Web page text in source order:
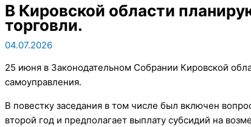
В Кировской области
торговли.
04.07.2026
25 июня в Законодательном Собрании Кировской
самоуправления.
В повестку заседания в том числе был включен
второй год и предполагает выплату субсидий на